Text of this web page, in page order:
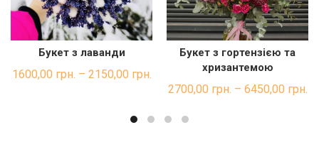
ШВИДКА ПОКУПКА
Букет з лаванди
1600,00 грн. – 2150,00 грн.
ШВИДКА ПОКУПКА
Букет з гортензією та
хризантемою
2700,00 грн. – 6450,00 грн.